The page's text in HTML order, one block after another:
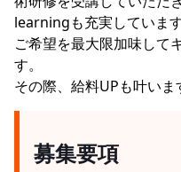
learningも充実しています
ご希望を最大限加味して
す。
その際、給料UPも叶いま
募集要項